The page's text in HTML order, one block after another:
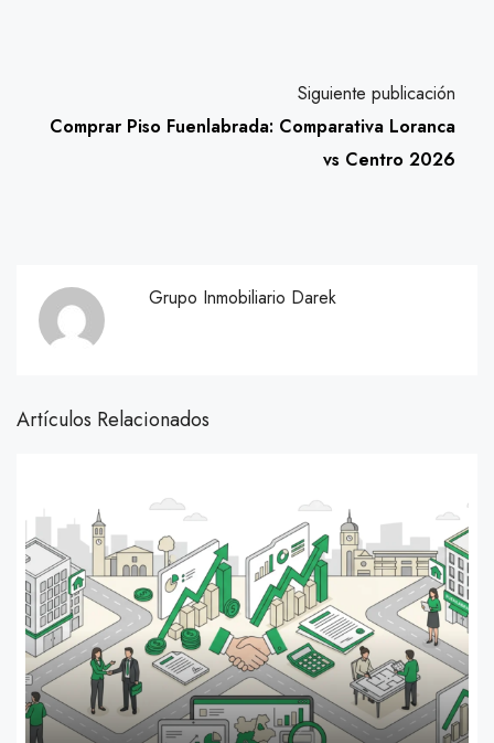
Siguiente publicación
Comprar Piso Fuenlabrada: Comparativa Loranca
vs Centro 2026
Grupo Inmobiliario Darek
Artículos Relacionados